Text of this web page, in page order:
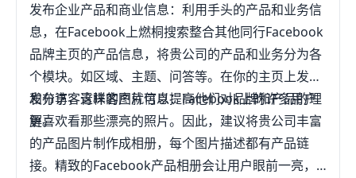
发布企业产品和商业信息：利用手头的产品和业务信
息，在Facebook上燃桐搜索整合其他同行Facebook
品牌主页的产品信息，将贵公司的产品和业务分为各
个模块。如区域、主题、问答等。在你的主页上发布
和分享，这样客户就可以提高他们对品牌和产品的理
解。
发布访客青睐的图片信息：Facebook上的许多用户
更喜欢看那些漂亮的照片。因此，建议将贵公司丰富
的产品图片制作成相册，每个图片描述都有产品链
接。精致的Facebook产品相册会让用户眼前一亮，